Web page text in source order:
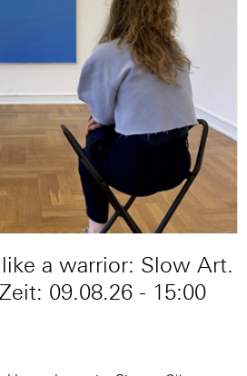
a warrior: Slow Art.
09.08.26 - 15:00